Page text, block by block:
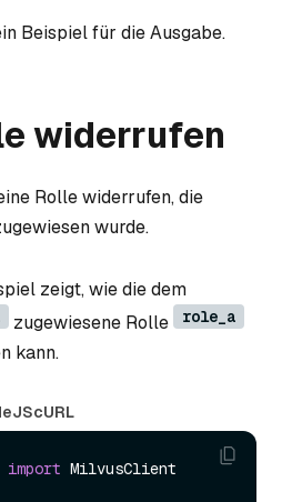
Beispiel für die Ausgabe.
widerrufen
Rolle widerrufen, die
wurde.
zeigt, wie die dem
zugewiesene Rolle role_a
kann.
cURL
import MilvusClient